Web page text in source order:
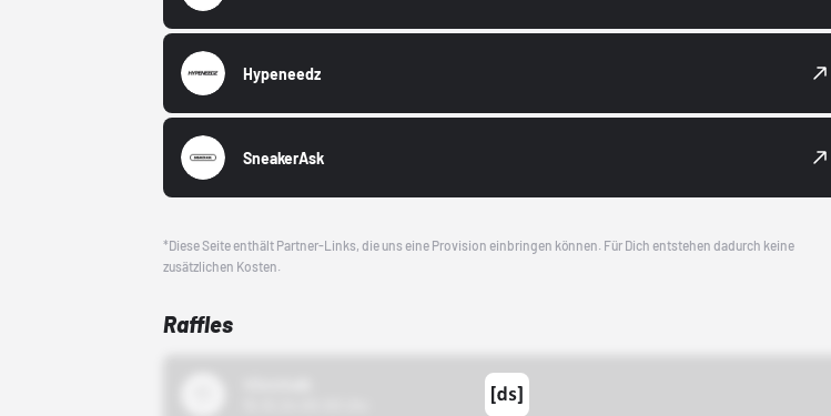
Hypeneedz
SneakerAsk
*Diese Seite enthält Partner-Links, die uns eine Provision einbringen können. Für Dich entstehen dadurch keine
zusätzlichen Kosten.
Raffles